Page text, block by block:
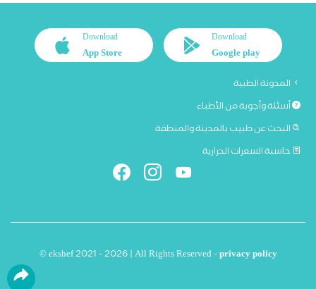
Download
Google play
Download
App Store
المدونة الطبية
أسئلة وأجوبة من الأطباء
البحث عن طبيب بالمدينة والمنطقة
حاسبة السعرات الحرارية
© ekshef 2021 - 2026 | All Rights Reserved -privacy policy